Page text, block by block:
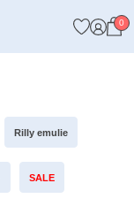
0
Rilly emulie
SALE